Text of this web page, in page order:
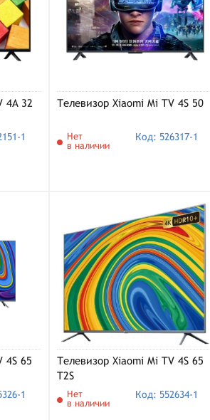
4A 32
1
Телевизор Xiaomi Mi TV 4S 50
Нет
в наличии
Код: 526317-1
4S 65
1
Телевизор Xiaomi Mi TV 4S 65
T2S
Нет
в наличии
Код: 552634-1